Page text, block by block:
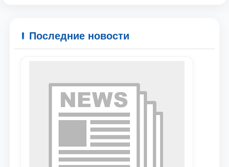
Последние новости